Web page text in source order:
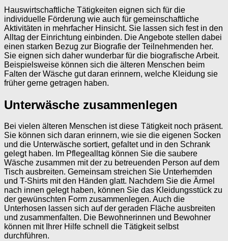
Hauswirtschaftliche Tätigkeiten eignen sich für die
individuelle Förderung wie auch für gemeinschaftliche
Aktivitäten in mehrfacher Hinsicht. Sie lassen sich fest in den
Alltag der Einrichtung einbinden. Die Angebote stellen dabei
einen starken Bezug zur Biografie der Teilnehmenden her.
Sie eignen sich daher wunderbar für die biografische Arbeit.
Beispielsweise können sich die älteren Menschen beim
Falten der Wäsche gut daran erinnern, welche Kleidung sie
früher gerne getragen haben.
Unterwäsche zusammenlegen
Bei vielen älteren Menschen ist diese Tätigkeit noch präsent.
Sie können sich daran erinnern, wie sie die eigenen Socken
und die Unterwäsche sortiert, gefaltet und in den Schrank
gelegt haben. Im Pflegealltag können Sie die saubere
Wäsche zusammen mit der zu betreuenden Person auf dem
Tisch ausbreiten. Gemeinsam streichen Sie Unterhemden
und T-Shirts mit den Händen glatt. Nachdem Sie die Ärmel
nach innen gelegt haben, können Sie das Kleidungsstück zu
der gewünschten Form zusammenlegen. Auch die
Unterhosen lassen sich auf der geraden Fläche ausbreiten
und zusammenfalten. Die Bewohnerinnen und Bewohner
können mit Ihrer Hilfe schnell die Tätigkeit selbst
durchführen.